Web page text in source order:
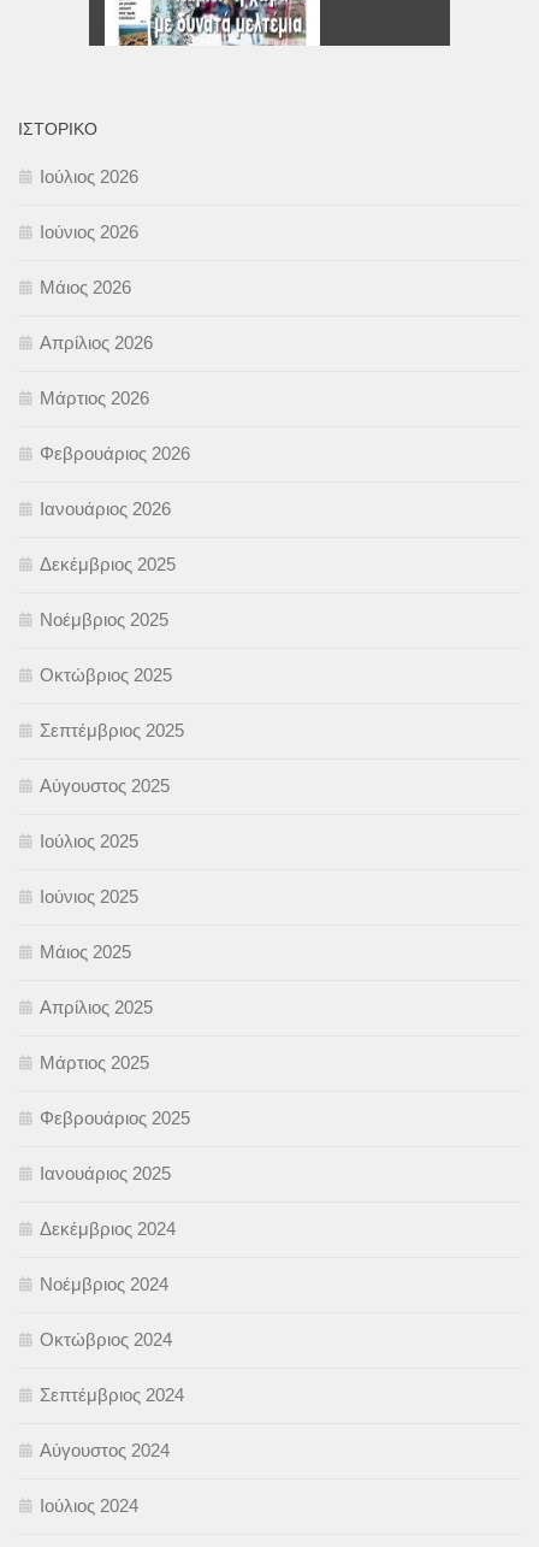
ΙΣΤΟΡΙΚΌ
Ιούλιος 2026
Ιούνιος 2026
Μάιος 2026
Απρίλιος 2026
Μάρτιος 2026
Φεβρουάριος 2026
Ιανουάριος 2026
Δεκέμβριος 2025
Νοέμβριος 2025
Οκτώβριος 2025
Σεπτέμβριος 2025
Αύγουστος 2025
Ιούλιος 2025
Ιούνιος 2025
Μάιος 2025
Απρίλιος 2025
Μάρτιος 2025
Φεβρουάριος 2025
Ιανουάριος 2025
Δεκέμβριος 2024
Νοέμβριος 2024
Οκτώβριος 2024
Σεπτέμβριος 2024
Αύγουστος 2024
Ιούλιος 2024